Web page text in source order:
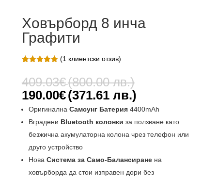
Ховърборд 8 инча
Графити
базирано
на
потребителс
(1 клиентски отзив)
409.03€(800.00 лв.)
was:
409.03€
(800.00
лв.).
190.00€(371.61 лв.)Текущата
цена
190.00€
(371.61
Оригинална Самсунг Батерия4400mAh
Вградени Bluetooth колонки за ползване като
безжична акумулаторна колона чрез телефон или
друго устройство
Нова Система за Само-Балансиранена
ховърборда да стои изправен дори без